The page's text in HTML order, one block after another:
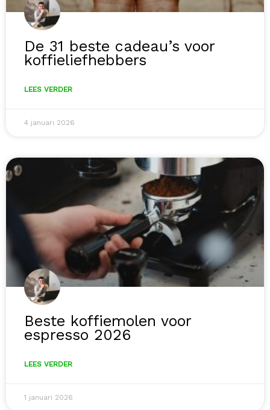
De 31 beste cadeau’s voor
koffieliefhebbers
LEES VERDER
4 januari 2026
Beste koffiemolen voor
espresso 2026
LEES VERDER
1 januari 2026